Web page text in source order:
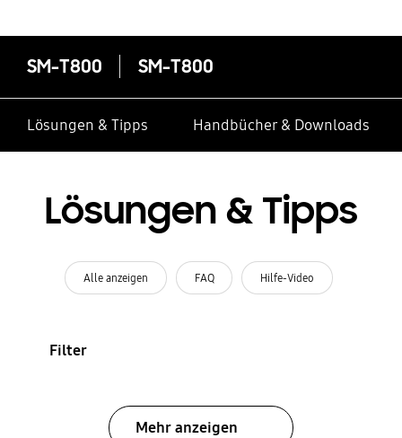
SM-T800 SM-T800
Lösungen & Tipps Handbücher & Downloads
Lösungen & Tipps
Alle anzeigen FAQ Hilfe-Video
Filter
Mehr anzeigen